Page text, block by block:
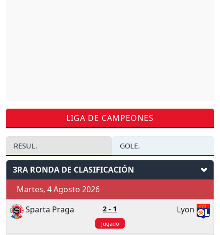
LIGA DE CAMPEONES
RESUL. GOLE.
3RA RONDA DE CLASIFICACIÓN
Martes, 4 Agosto 2026
Sparta Praga
2 - 1 Lyon
Jugado